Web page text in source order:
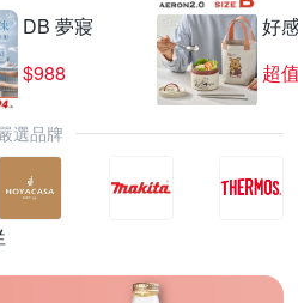
DB 夢寢
$988
好
超
選品牌